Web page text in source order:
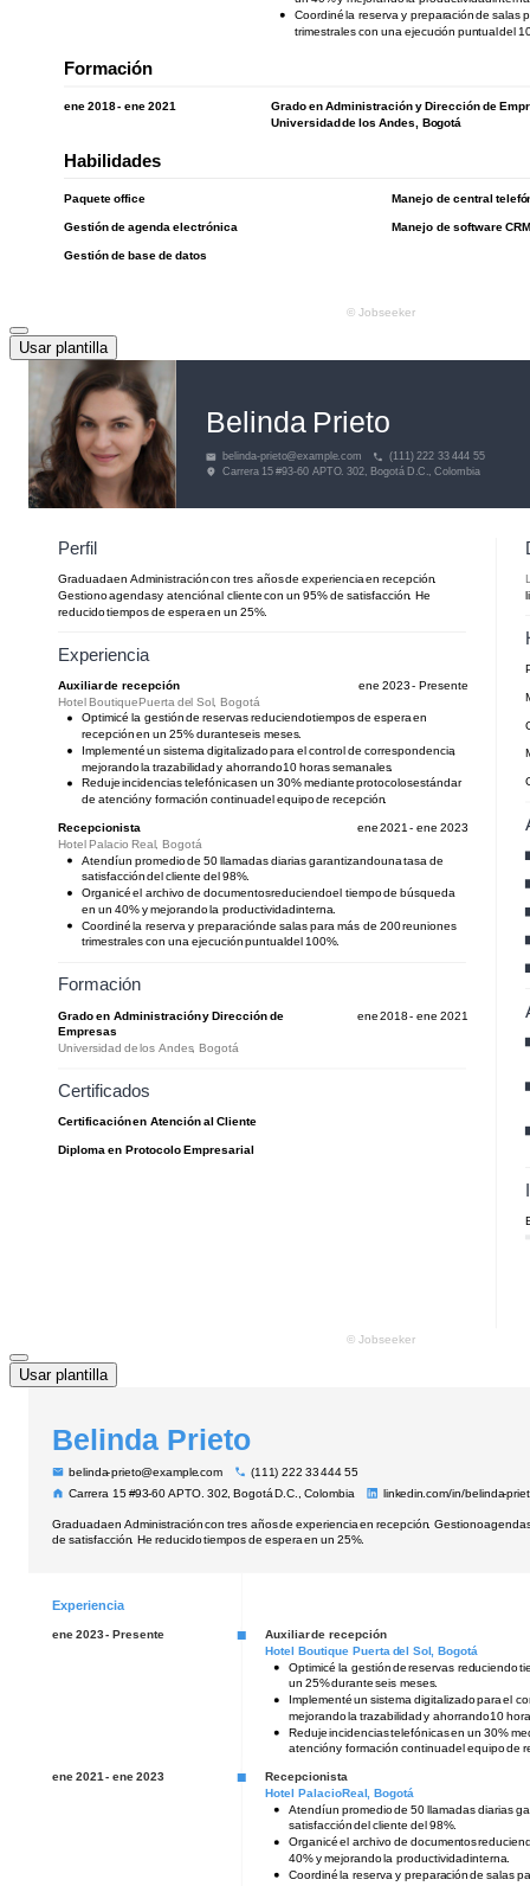
Usar plantilla
Usar plantilla